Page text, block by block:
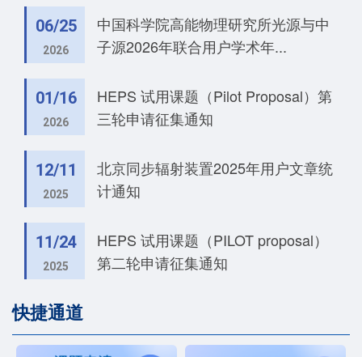
06/25
2026
中国科学院高能物理研究所光源与中
子源2026年联合用户学术年...
01/16
2026
HEPS 试用课题（Pilot Proposal）第
三轮申请征集通知
12/11
2025
北京同步辐射装置2025年用户文章统
计通知
11/24
2025
HEPS 试用课题（PILOT proposal）
第二轮申请征集通知
快捷通道